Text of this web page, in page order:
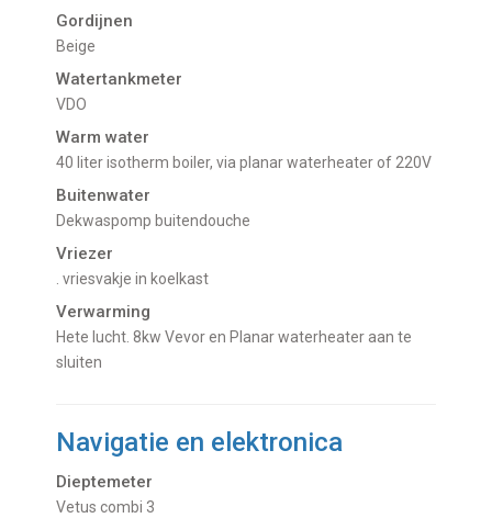
Gordijnen
Beige
Watertankmeter
VDO
Warm water
40 liter isotherm boiler, via planar waterheater of 220V
Buitenwater
dekwaspomp buitendouche
Vriezer
. vriesvakje in koelkast
Verwarming
hete lucht. 8kw Vevor en Planar waterheater aan te
sluiten
Navigatie en elektronica
Dieptemeter
Vetus combi 3